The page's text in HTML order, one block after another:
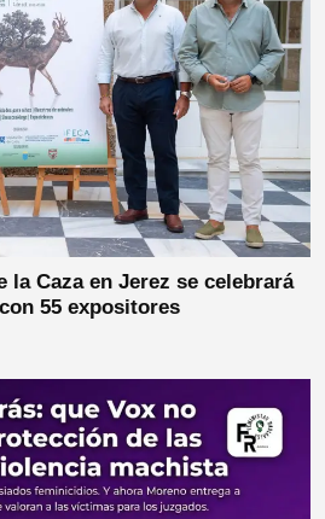
la Caza en Jerez se celebrará
55 expositores